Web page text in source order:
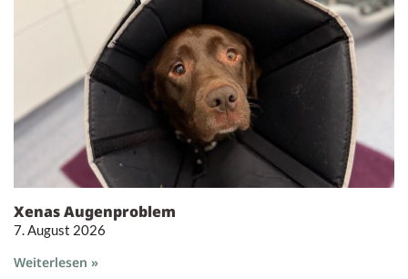
Xenas Augenproblem
7. August 2026
Weiterlesen »